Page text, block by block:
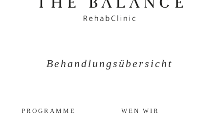
Behandlungsübersicht
PROGRAMME
WEN WIR